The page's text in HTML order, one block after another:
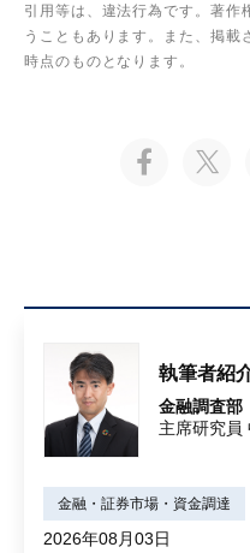
引用等は、違法行為です。著作
うこともあります。また、掲載
時点のものとなります。
執筆者紹
金融調査部
主席研究員
金融・証券市場・資金調達
2026年08月03日